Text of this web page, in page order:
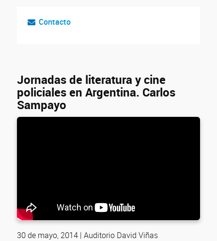
Contacto
Jornadas de literatura y cine
policiales en Argentina. Carlos
Sampayo
30 de mayo, 2014 | Auditorio David Viñas